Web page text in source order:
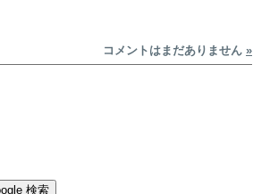
コメントはまだありません »